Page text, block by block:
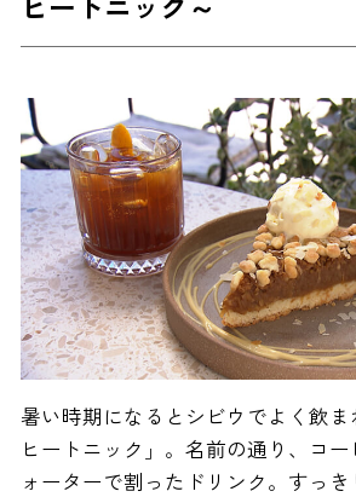
暑い時期になるとシビウでよく飲
ヒートニック」。名前の通り、コ
ォーターで割ったドリンク。すっ